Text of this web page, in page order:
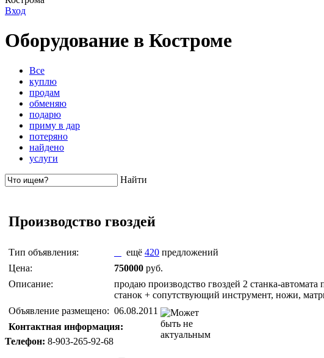
Вход
Оборудование в Костроме
Все
куплю
продам
обменяю
подарю
приму в дар
потеряно
найдено
услуги
Найти
Производство гвоздей
Тип объявления: ещё 420 предложений
Цена:
750000 руб.
Описание:
продаю производство гвоздей 2 станка-
станок + сопутствующий инструмент, ножи,
Объявление размещено: 06.08.2011
Контактная информация:
Телефон: 8-903-265-92-68